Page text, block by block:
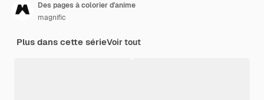
Des pages à colorier d'anime
magnific
Plus dans cette sérieVoir tout